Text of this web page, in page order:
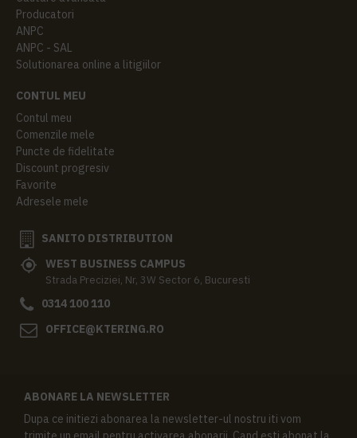
Producatori
ANPC
ANPC - SAL
Solutionarea online a litigiilor
CONTUL MEU
Contul meu
Comenzile mele
Puncte de fidelitate
Discount progresiv
Favorite
Adresele mele
SANITO DISTRIBUTION
WEST BUSINESS CAMPUS
Strada Preciziei, Nr, 3W Sector 6, Bucuresti
0314 100 110
OFFICE@KTERING.RO
ABONARE LA NEWSLETTER
Dupa ce initiezi abonarea la newsletter-ul nostru iti vom